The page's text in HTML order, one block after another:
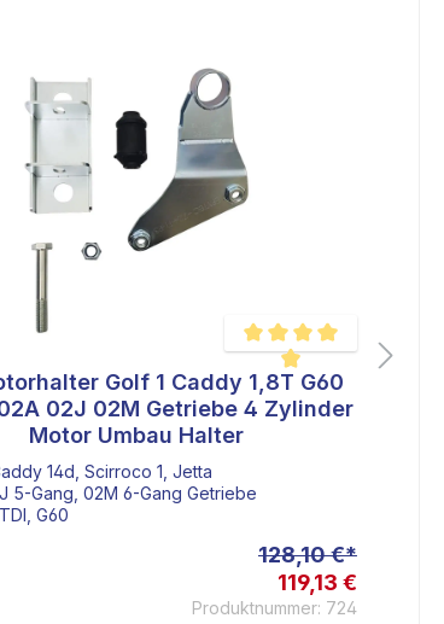
von 5 Sternen Durchschnittliche
Golf 1 Caddy 1,8T G60
02J 02M Getriebe 4 Zylinder
Motor Umbau Halter
14d, Scirroco 1, Jetta
5-Gang, 02M 6-Gang Getriebe
G60
128,10 €*
119,13 €
Produktnummer: 724